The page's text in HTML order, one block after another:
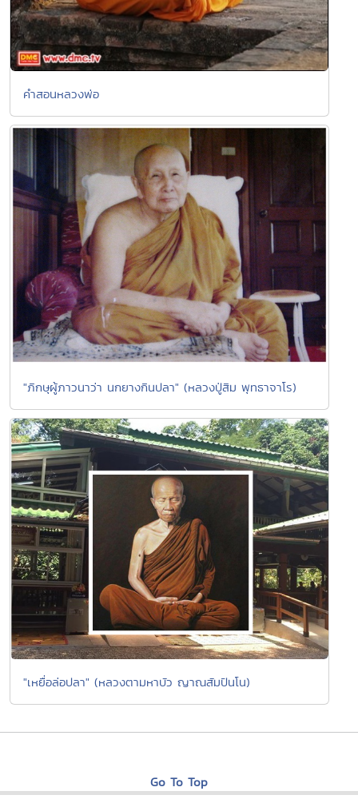
คำสอนหลวงพ่อ
"ภิกษุผู้ภาวนาว่า นกยางกินปลา" (หลวงปู่สิม พุทธาจาโร)
"เหยื่อล่อปลา" (หลวงตามหาบัว ญาณสัมปันโน)
Go To Top